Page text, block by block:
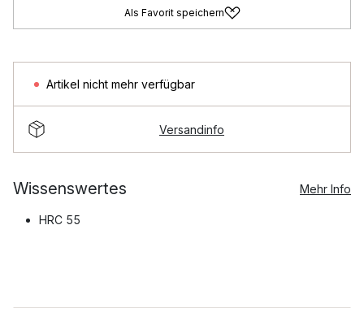
Als Favorit speichern
Artikel nicht mehr verfügbar
Versandinfo
Wissenswertes Mehr Info
HRC 55